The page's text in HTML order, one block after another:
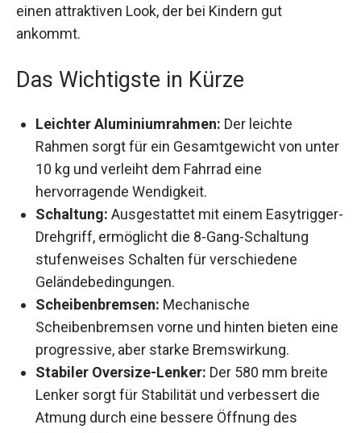
Geländearten ausgelegt ist. Das einheitlich rote
Design verleiht dem Fahrrad einen attraktiven
Leichter Aluminiumrahmen:Der leichte
Rahmen sorgt für ein Gesamtgewicht von
unter 10 kg und verleiht dem Fahrrad eine
hervorragende Wendigkeit.
Schaltung:Ausgestattet mit einem
Easytrigger-Drehgriff, ermöglicht die 8-Gang-
Schaltung stufenweises Schalten für
verschiedene Geländebedingungen.
Scheibenbremsen:Mechanische
Scheibenbremsen vorne und hinten bieten
eine progressive, aber starke Bremswirkung.
Stabiler Oversize-Lenker:Der 580 mm breite
Lenker sorgt für Stabilität und verbessert die